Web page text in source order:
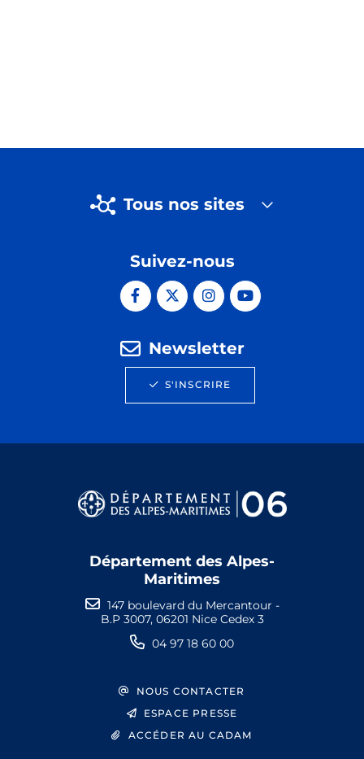
Tous nos sites
Suivez-nous
Newsletter
S'INSCRIRE
Département des Alpes-
Maritimes
147 boulevard du Mercantour -
B.P 3007, 06201 Nice Cedex 3
04 97 18 60 00
NOUS CONTACTER
ESPACE PRESSE
ACCÉDER AU CADAM